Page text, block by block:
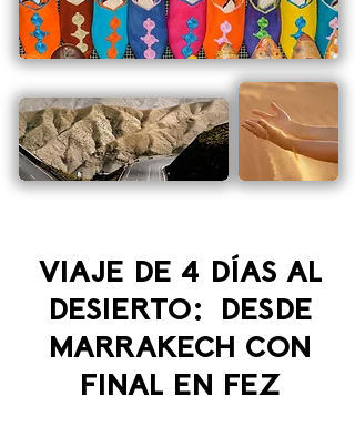
VIAJE DE 4 DÍAS AL
DESIERTO: DESDE
MARRAKECH CON
FINAL EN FEZ